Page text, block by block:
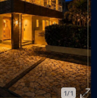
1/1